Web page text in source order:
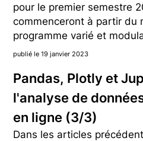
pour le premier semestre
commenceront à partir du
programme varié et
publié le 19 janvier 2023
Pandas, Plotly et
l'analyse de
en ligne (3/3)
Dans les articles